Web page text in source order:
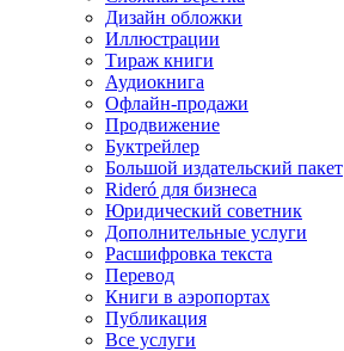
Дизайн обложки
Иллюстрации
Тираж книги
Аудиокнига
Офлайн-продажи
Продвижение
Буктрейлер
Большой издательский пакет
Rideró для бизнеса
Юридический советник
Дополнительные услуги
Расшифровка текста
Перевод
Книги в аэропортах
Публикация
Все услуги